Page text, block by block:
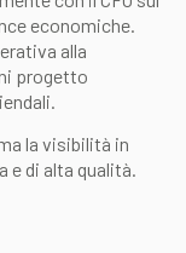
economiche.
alla
progetto
la visibilità in
e di alta qualità.